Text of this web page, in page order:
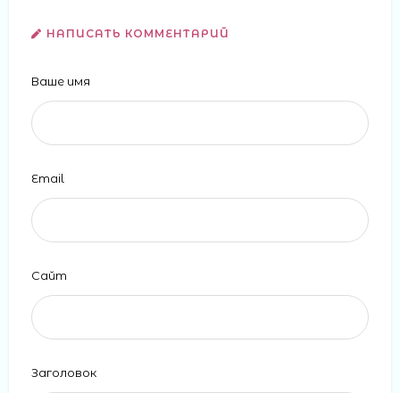
НАПИСАТЬ КОММЕНТАРИЙ
Ваше имя
Email
Сайт
Заголовок